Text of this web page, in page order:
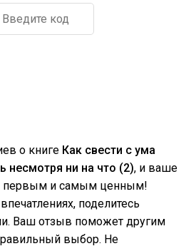
о книге Как свести с ума
несмотря ни на что (2), и ваше
первым и самым ценным!
поделитесь
Ваш отзыв поможет другим
выбор. Не